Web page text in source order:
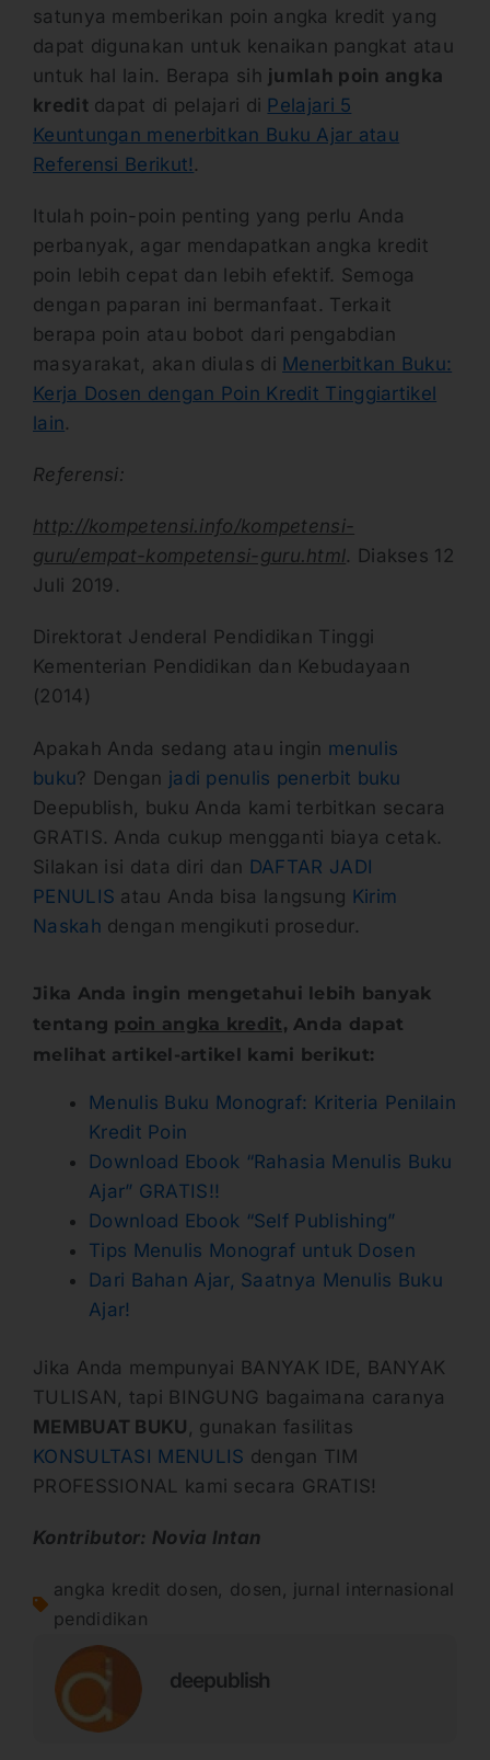
satunya memberikan poin angka kredit yang
dapat digunakan untuk kenaikan pangkat atau
untuk hal lain. Berapa sih jumlah poin angka
kreditdapat di pelajari di Pelajari 5
Keuntungan menerbitkan Buku Ajar atau
Referensi Berikut! .
Itulah poin-poin penting yang perlu Anda
perbanyak, agar mendapatkan angka kredit
poin lebih cepat dan lebih efektif. Semoga
dengan paparan ini bermanfaat. Terkait
berapa poin atau bobot dari pengabdian
masyarakat, akan diulas di Menerbitkan Buku:
Kerja Dosen dengan Poin Kredit Tinggiartikel
lain.
Referensi:
http://kompetensi.info/kompetensi-
guru/empat-kompetensi-guru.html. Diakses 12
Juli 2019.
Direktorat Jenderal Pendidikan Tinggi
Kementerian Pendidikan dan Kebudayaan
(2014)
Apakah Anda sedang atau ingin menulis
buku? Dengan jadi penulis penerbit buku
Deepublish, buku Anda kami terbitkan secara
GRATIS. Anda cukup mengganti biaya cetak.
Silakan isi data diri dan DAFTAR JADI
PENULIS atau Anda bisa langsung Kirim
Naskah dengan mengikuti prosedur.
Jika Anda ingin mengetahui lebih banyak
tentang poin angka kredit, Anda dapat
melihat artikel-artikel kami berikut:
Menulis Buku Monograf: Kriteria Penilain
Kredit Poin
Download Ebook “Rahasia Menulis Buku
Ajar” GRATIS!!
Download Ebook “Self Publishing”
Tips Menulis Monograf untuk Dosen
Dari Bahan Ajar, Saatnya Menulis Buku
Ajar!
Jika Anda mempunyai BANYAK IDE, BANYAK
TULISAN, tapi BINGUNG bagaimana caranya
MEMBUAT BUKU , gunakan fasilitas
KONSULTASI MENULIS dengan TIM
PROFESSIONAL kami secara GRATIS!
Kontributor: Novia Intan
angka kredit dosen dosen
jurnal internasional
pendidikan
deepublish